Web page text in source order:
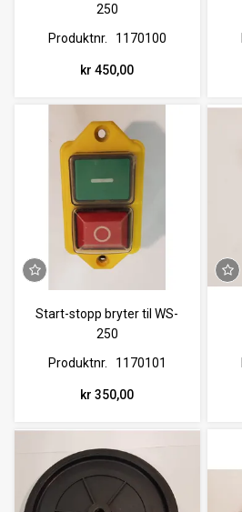
250
Produktnr.
1170100
kr 450,00
Start-stopp bryter til WS-
250
Produktnr.
1170101
kr 350,00